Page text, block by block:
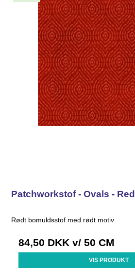
Patchworkstof - Ovals - Red
Rødt bomuldsstof med rødt motiv
84,50 DKK v/ 50 CM
VIS PRODUKT